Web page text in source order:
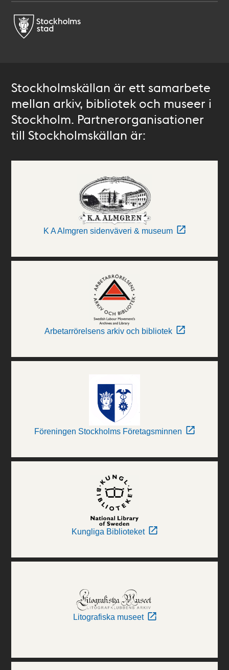
Stockholmskällan är ett samarbete
mellan arkiv, bibliotek och museer i
Stockholm. Partnerorganisationer
till Stockholmskällan är:
K A Almgren sidenväveri & museum
Arbetarrörelsens arkiv och bibliotek
Föreningen Stockholms Företagsminnen
Kungliga Biblioteket
Litografiska museet